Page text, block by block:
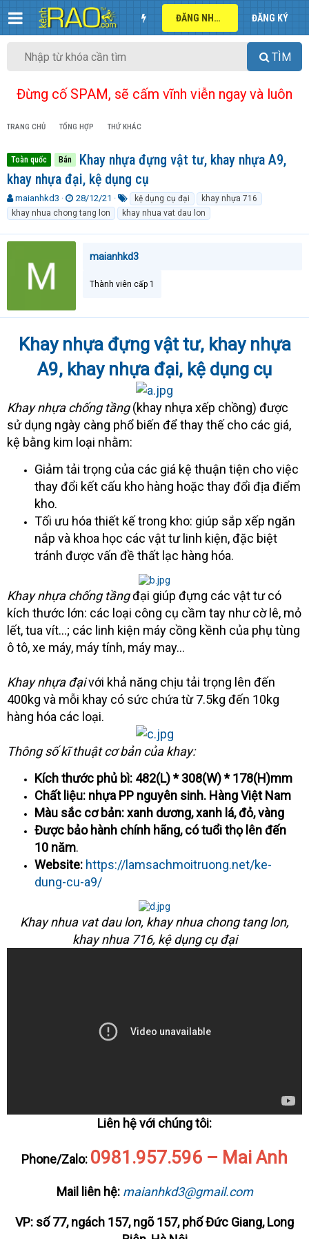
ĐĂNG NHẬP ĐĂNG KÝ
TÌM
Đừng cố SPAM, sẽ cấm vĩnh viễn ngay và luôn
TRANG CHỦ TỔNG HỢP THỨ KHÁC
Toàn quốc Bán
Khay nhựa đựng vật tư, khay nhựa A9,
khay nhựa đại, kệ dụng cụ
T
h
r
e
r
maianhkd3
N
g
à
y
28/12/21
ừ
k
h
a
kệ dụng cụ đại
khay nhựa 716
khay nhua chong tang lon
khay nhua vat dau lon
maianhkd3
Thành viên cấp 1
Khay nhựa đựng vật tư, khay nhựa
A9, khay nhựa đại, kệ dụng cụ
Khay nhựa chống tầng(khay nhựa xếp chồng) được
sử dụng ngày càng phổ biến để thay thế cho các giá,
kệ bằng kim loại nhằm:
Giảm tải trọng của các giá kệ thuận tiện cho việc
thay đổi kết cấu kho hàng hoặc thay đổi địa điểm
kho.
Tối ưu hóa thiết kế trong kho: giúp sắp xếp ngăn
nắp và khoa học các vật tư linh kiện, đặc biệt
tránh được vấn đề thất lạc hàng hóa.
Khay nhựa chống tầngđại giúp đựng các vật tư có
kích thước lớn: các loại công cụ cầm tay như cờ lê, mỏ
lết, tua vít…; các linh kiện máy cồng kềnh của phụ tùng
ô tô, xe máy, máy tính, máy may…
Khay nhựa đạivới khả năng chịu tải trọng lên đến
400kg và mỗi khay có sức chứa từ 7.5kg đến 10kg
hàng hóa các loại.
Thông số kĩ thuật cơ bản của khay:
Kích thước phủ bì: 482(L) * 308(W) * 178(H)mm
Chất liệu: nhựa PP nguyên sinh. Hàng Việt Nam
Màu sắc cơ bản: xanh dương, xanh lá, đỏ, vàng
Được bảo hành chính hãng, có tuổi thọ lên đến
10 năm.
Website: https://lamsachmoitruong.net/ke-
dung-cu-a9/
Khay nhua vat dau lon, khay nhua chong tang lon,
khay nhua 716, kệ dụng cụ đại
Liên hệ với chúng tôi:
Phone/Zalo: 0981.957.596 – Mai Anh
Mail liên hệ: maianhkd3@gmail.com
VP: số 77, ngách 157, ngõ 157, phố Đức Giang, Long